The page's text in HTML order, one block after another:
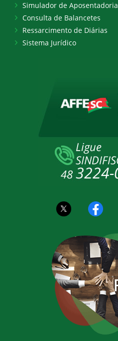
Simulador de Aposentadoria
Consulta de Balancetes
Ressarcimento de Diárias
Sistema Jurídico